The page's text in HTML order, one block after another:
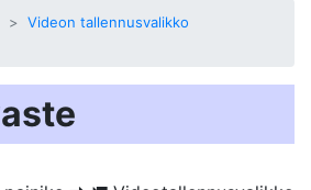
Videon tallennusvalikko